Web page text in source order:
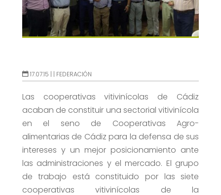
17.07.15 | | FEDERACIÓN
Las cooperativas vitivinícolas de Cádiz
acaban de constituir una sectorial vitivinícola
en el seno de Cooperativas Agro-
alimentarias de Cádiz para la defensa de sus
intereses y un mejor posicionamiento ante
las administraciones y el mercado. El grupo
de trabajo está constituido por las siete
cooperativas vitivinícolas de la